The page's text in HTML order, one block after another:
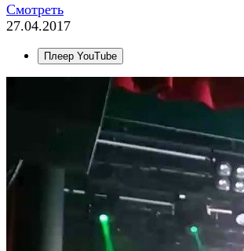
Смотреть
27.04.2017
Плеер YouTube